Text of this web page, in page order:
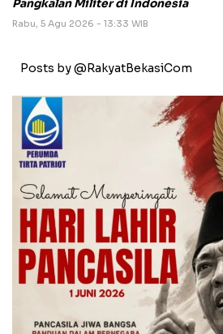
Pangkalan Militer di Indonesia
Rabu, 5 Agu 2026 - 13:33 WIB
Posts by @RakyatBekasiCom